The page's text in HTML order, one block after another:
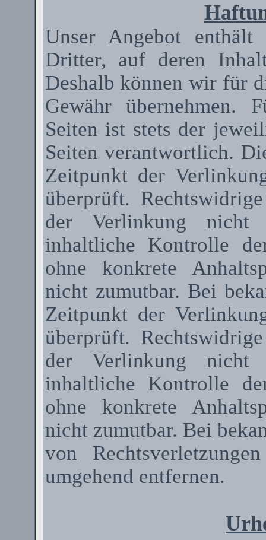
Unser Angebot
Dritter, auf deren
Deshalb können wir für
Gewähr übernehmen.
Seiten ist stets der
Seiten verantwortlich.
Zeitpunkt der
überprüft.
der Verlinkung nicht
inhaltliche Kontrolle
ohne konkrete
nicht zumutbar. Bei
Zeitpunkt der
überprüft.
der Verlinkung nicht
inhaltliche Kontrolle
ohne konkrete
nicht zumutbar. Bei
von
umgehend entfernen.